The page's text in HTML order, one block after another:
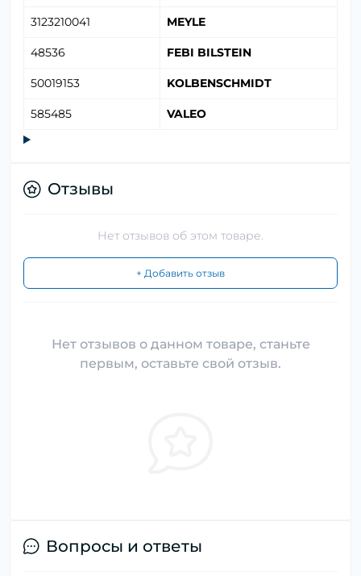
3123210041 MEYLE
48536 FEBI BILSTEIN
50019153 KOLBENSCHMIDT
585485 VALEO
Отзывы
Нет отзывов об этом товаре.
+ Добавить отзыв
Нет отзывов о данном товаре, станьте
первым, оставьте свой отзыв.
Вопросы и ответы